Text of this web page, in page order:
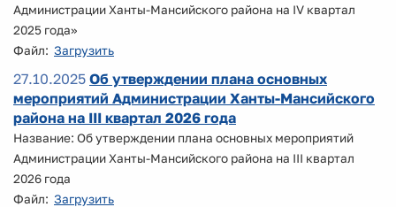
Администрации Ханты-Мансийского района на IV квартал
2025 года»
Файл: Загрузить
27.10.2025 Об утверждении плана основных
мероприятий Администрации Ханты-Мансийского
района на III квартал 2026 года
Название: Об утверждении плана основных мероприятий
Администрации Ханты-Мансийского района на III квартал
2026 года
Файл: Загрузить